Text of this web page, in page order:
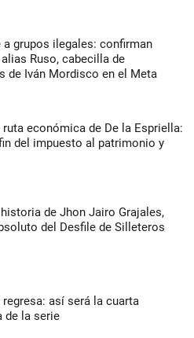
a grupos ilegales: confirman
Ruso, cabecilla de
de Iván Mordisco en el Meta
ruta económica de De la Espriella:
del impuesto al patrimonio y
de Jhon Jairo Grajales,
del Desfile de Silleteros
regresa: así será la cuarta
de la serie